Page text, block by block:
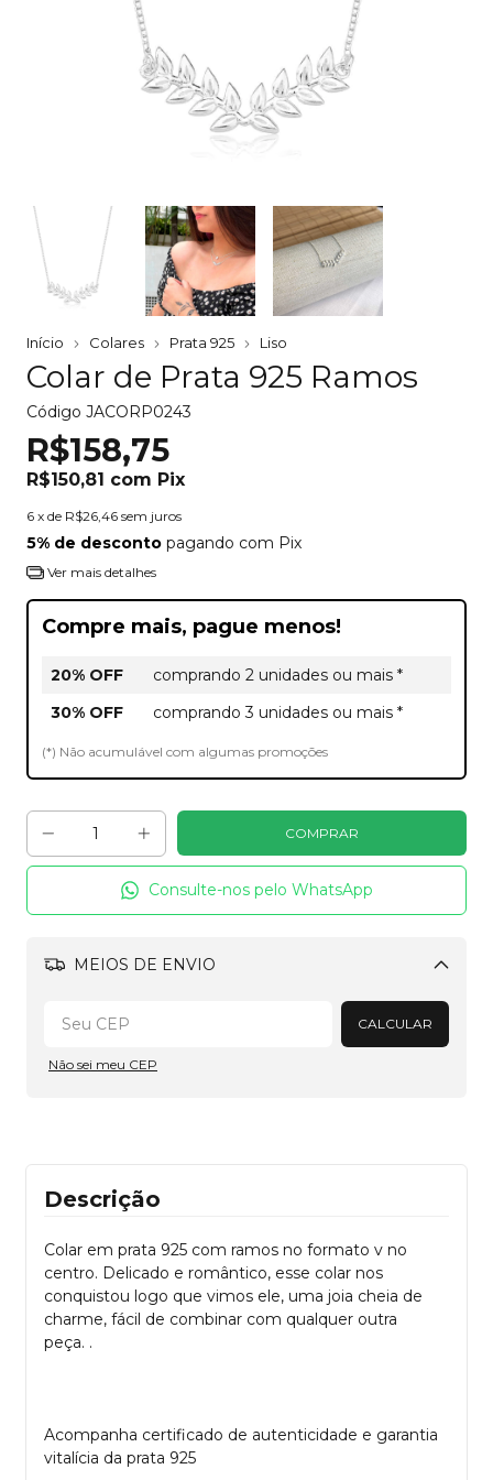
Início Colares Prata 925 Liso
Colar de Prata 925 Ramos
Código JACORP0243
R$158,75
R$150,81 com Pix
6 x de R$26,46 sem juros
5% de desconto pagando com Pix
Ver mais detalhes
Compre mais, pague menos!
20% OFF
comprando 2 unidades ou mais *
30% OFF
comprando 3 unidades ou mais *
(*) Não acumulável com algumas promoções
Consulte-nos pelo WhatsApp
MEIOS DE ENVIO
Alterar CEP
CALCULAR
Não sei meu CEP
Descrição
Colar em prata 925 com ramos no formato v no
centro. Delicado e romântico, esse colar nos
conquistou logo que vimos ele, uma joia cheia de
charme, fácil de combinar com qualquer outra
peça. .
Acompanha certificado de autenticidade e garantia
vitalícia da prata 925